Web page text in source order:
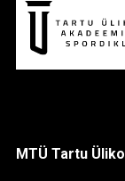
MTÜ Tartu